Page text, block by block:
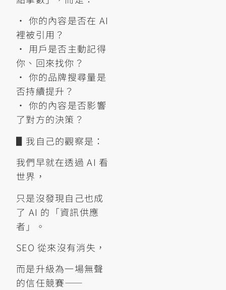
• 你的內容是否在 AI
裡被引用？
• 用戶是否主動記得
你、回來找你？
• 你的品牌搜尋量是
否持續提升？
• 你的內容是否影響
了對方的決策？
▋我自己的觀察是：
我們早就在透過 AI 看
世界，
只是沒發現自己也成
了 AI 的「資訊供應
者」。
SEO 從來沒有消失，
而是升級為一場無聲
的信任競賽——